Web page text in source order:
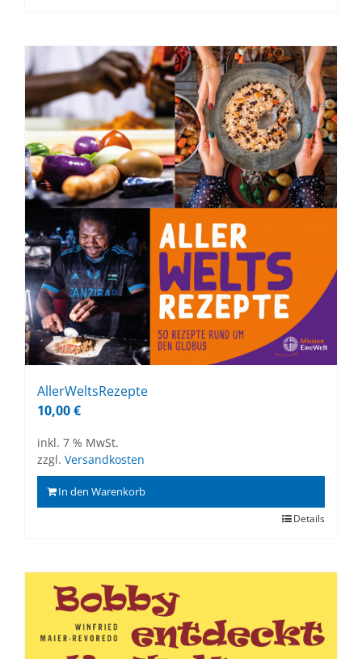
Al­ler­Welts­Re­zep­te
10,00€
inkl. 7 % MwSt.
zzgl. Versandkosten
In den Warenkorb
Details